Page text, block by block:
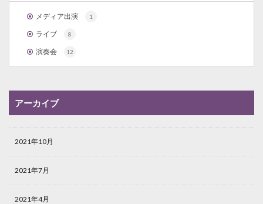
メディア出演 1
ライブ 8
演奏会 12
アーカイブ
2021年10月
2021年7月
2021年4月